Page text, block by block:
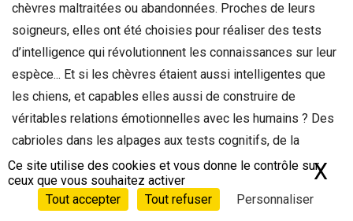
chèvres maltraitées ou abandonnées. Proches de leurs
soigneurs, elles ont été choisies pour réaliser des tests
d’intelligence qui révolutionnent les connaissances sur leur
espèce... Et si les chèvres étaient aussi intelligentes que
les chiens, et capables elles aussi de construire de
véritables relations émotionnelles avec les humains ? Des
cabrioles dans les alpages aux tests cognitifs, de la
réussite d’un concours caprin à l’image incongrue d’un
troupeau perché dans un Arganier, ce film analyse comment
la chèvre s’est adaptée au contact des humains dans
Ce site utilise des cookies et vous donne le contrôle sur
ceux que vous souhaitez activer
Tout accepter
Tout refuser Personnaliser
X